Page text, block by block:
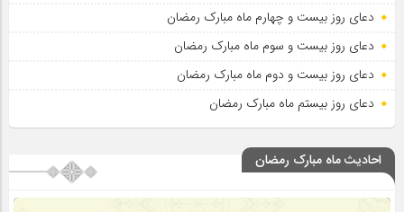
دعای روز بیست و چهارم ماه مبارک رمضان
دعای روز بیست و سوم ماه مبارک رمضان
دعای روز بیست و دوم ماه مبارک رمضان
دعای روز بیستم ماه مبارک رمضان
احادیث ماه مبارک رمضان